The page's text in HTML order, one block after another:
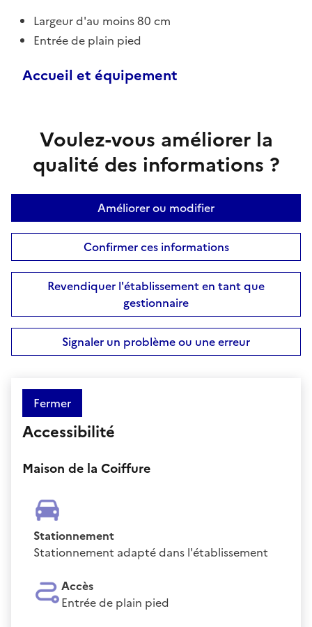
Largeur d'au moins 80 cm
Entrée de plain pied
Accueil et équipement
Voulez-vous améliorer la
qualité des informations ?
Améliorer ou modifier
Confirmer ces informations
Revendiquer l'établissement en tant que
gestionnaire
Signaler un problème ou une erreur
Fermer
Accessibilité
Maison de la Coiffure
Stationnement
Stationnement adapté dans l'établissement
Accès
Entrée de plain pied